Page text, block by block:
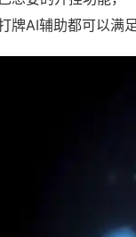
牌AI辅助都可以满足